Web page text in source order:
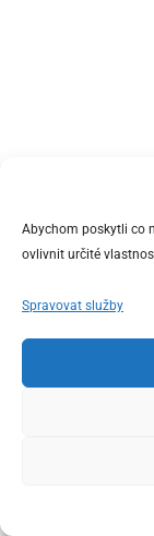
Abychom poskytli co
ovlivnit určité
Spravovat služby